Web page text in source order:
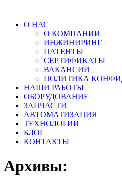
О НАС
О КОМПАНИИ
ИНЖИНИРИНГ
ПАТЕНТЫ
СЕРТИФИКАТЫ
ВАКАНСИИ
ПОЛИТИКА
НАШИ РАБОТЫ
ОБОРУДОВАНИЕ
ЗАПЧАСТИ
АВТОМАТИЗАЦИЯ
ТЕХНОЛОГИИ
БЛОГ
КОНТАКТЫ
Архивы: